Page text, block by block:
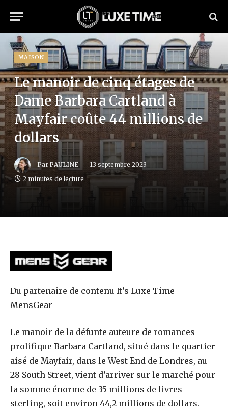
MAISON
Le manoir de cinq étages de
Dame Barbara Cartland à
Mayfair coûte 44 millions de
dollars
Par PAULINE
13 septembre 2023
2 minutes de lecture
Du partenaire de contenu It’s Luxe Time
MensGear
Le manoir de la défunte auteure de romances
prolifique Barbara Cartland, situé dans le quartier
aisé de Mayfair, dans le West End de Londres, au
28 South Street, vient d’arriver sur le marché pour
la somme énorme de 35 millions de livres
sterling, soit environ 44,2 millions de dollars.